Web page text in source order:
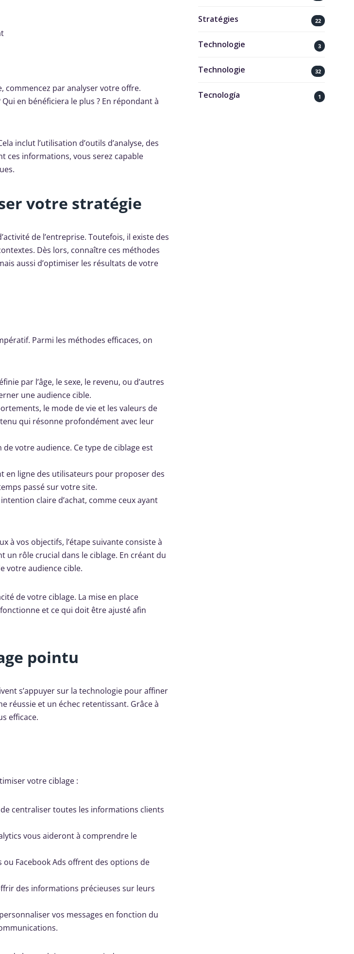
commencez par analyser votre offre.
en bénéficiera le plus ? En répondant à
inclut l’utilisation d’outils d’analyse, des
ces informations, vous serez capable
votre stratégie
de l’entreprise. Toutefois, il existe des
Dès lors, connaître ces méthodes
aussi d’optimiser les résultats de votre
Parmi les méthodes efficaces, on
par l’âge, le sexe, le revenu, ou d’autres
une audience cible.
le mode de vie et les valeurs de
qui résonne profondément avec leur
votre audience. Ce type de ciblage est
en ligne des utilisateurs pour proposer des
passé sur votre site.
claire d’achat, comme ceux ayant
à vos objectifs, l’étape suivante consiste à
un rôle crucial dans le ciblage. En créant du
votre audience cible.
de votre ciblage. La mise en place
et ce qui doit être ajusté afin
pointu
s’appuyer sur la technologie pour affiner
réussie et un échec retentissant. Grâce à
efficace.
votre ciblage :
centraliser toutes les informations clients
vous aideront à comprendre le
Facebook Ads offrent des options de
des informations précieuses sur leurs
vos messages en fonction du
Stratégies 22
Technologie 3
Technologie 32
Tecnología 1